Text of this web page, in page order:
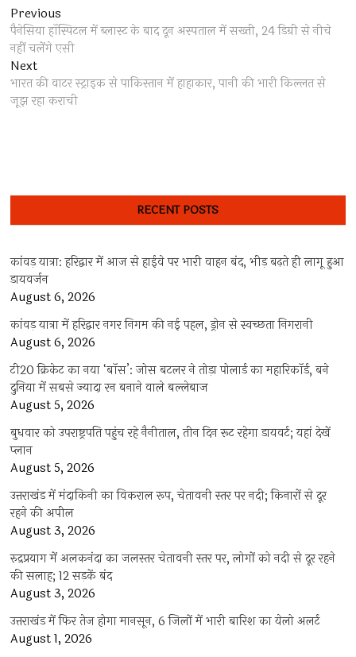
Post
navigation
Previous
post:
पैनेसिया हॉस्पिटल में ब्लास्ट के बाद दून अस्पताल में सख्ती, 24 डिग्री से नीचे
नहीं चलेंगे एसी
NextNext
post:
भारत की वाटर स्ट्राइक से पाकिस्तान में हाहाकार, पानी की भारी किल्लत से
जूझ रहा कराची
RECENT POSTS
कांवड़ यात्रा: हरिद्वार में आज से हाईवे पर भारी वाहन बंद, भीड़ बढ़ते ही लागू हुआ
डायवर्जन
August 6, 2026
कांवड़ यात्रा में हरिद्वार नगर निगम की नई पहल, ड्रोन से स्वच्छता निगरानी
August 6, 2026
टी20 क्रिकेट का नया ‘बॉस’: जोस बटलर ने तोड़ा पोलार्ड का महारिकॉर्ड, बने
दुनिया में सबसे ज्यादा रन बनाने वाले बल्लेबाज
August 5, 2026
बुधवार को उपराष्ट्रपति पहुंच रहे नैनीताल, तीन दिन रूट रहेगा डायवर्ट; यहां देखें
प्‍लान
August 5, 2026
उत्तराखंड में मंदाकिनी का विकराल रूप, चेतावनी स्तर पर नदी; किनारों से दूर
रहने की अपील
August 3, 2026
रुद्रप्रयाग में अलकनंदा का जलस्तर चेतावनी स्तर पर, लोगों को नदी से दूर रहने
की सलाह; 12 सड़कें बंद
August 3, 2026
उत्तराखंड में फिर तेज होगा मानसून, 6 जिलों में भारी बारिश का येलो अलर्ट
August 1, 2026